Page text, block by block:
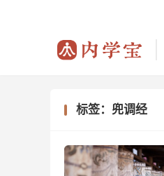
标签：兜调经